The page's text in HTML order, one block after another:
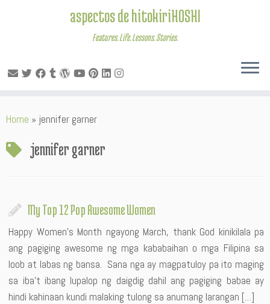
to
aspectos de hitokiriHOSHI
Features. Life. Lessons. Stories.
Home » jennifer garner
jennifer garner
My Top 12 Pop Awesome Women
Happy Women’s Month ngayong March, thank God kinikilala pa
ang pagiging awesome ng mga kababaihan o mga Filipina sa
loob at labas ng bansa. Sana nga ay magpatuloy pa ito maging
sa iba’t ibang lupalop ng daigdig dahil ang pagiging babae ay
hindi kahinaan kundi malaking tulong sa anumang larangan […]